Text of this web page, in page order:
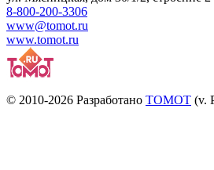
8-800-200-3306
www@tomot.ru
www.tomot.ru
© 2010-2026 Разработано TOMOT (v.